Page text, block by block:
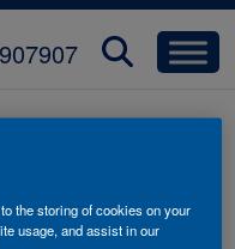
the storing of cookies on your
usage, and assist in our